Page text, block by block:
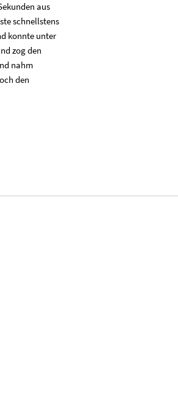
aus
schnellstens
konnte unter
zog den
nahm
den